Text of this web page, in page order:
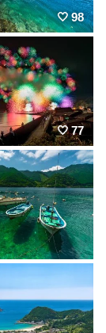
98
77